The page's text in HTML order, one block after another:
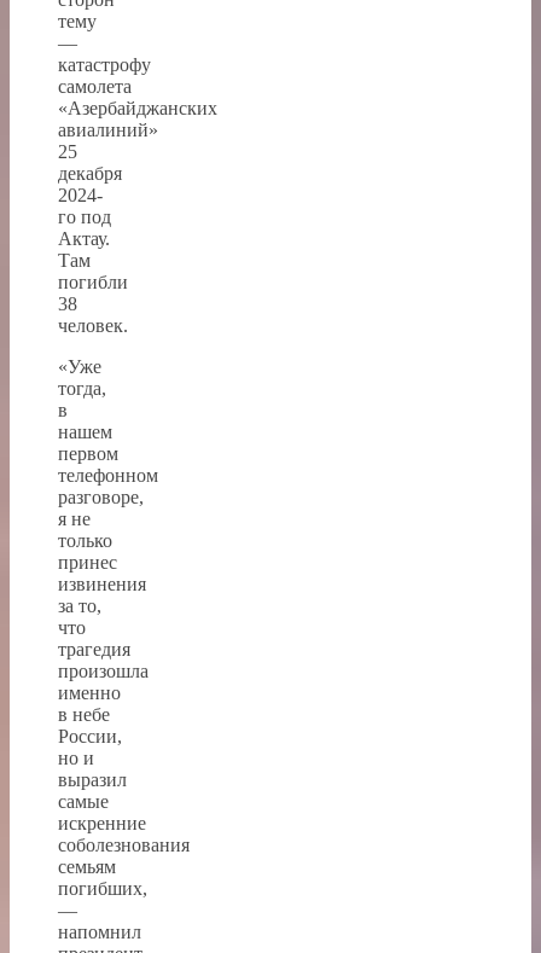
тему
—
катастрофу
самолета
«Азербайджанских
авиалиний»
25
декабря
2024-
го под
Актау.
Там
погибли
38
человек.
«Уже
тогда,
в
нашем
первом
телефонном
разговоре,
я не
только
принес
извинения
за то,
что
трагедия
произошла
именно
в небе
России,
но и
выразил
самые
искренние
соболезнования
семьям
погибших,
—
напомнил